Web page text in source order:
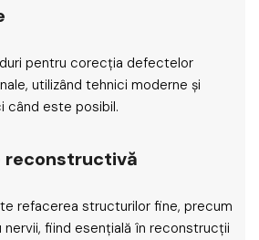
pentru corecția defectelor
utilizând tehnici moderne și
când este posibil.
reconstructivă
refacerea structurilor fine, precum
nervii, fiind esențială în reconstrucții